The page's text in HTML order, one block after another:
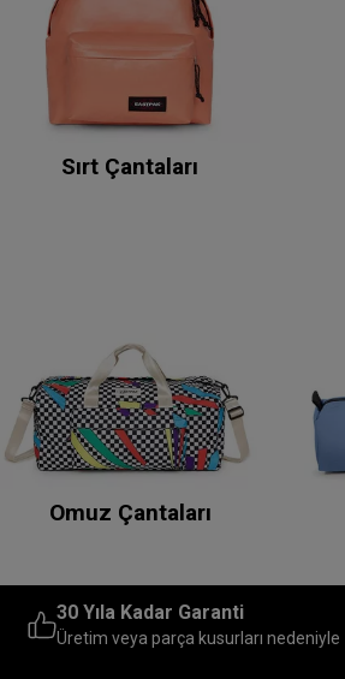
Sırt Çantaları
Omuz Çantaları
30 Yıla Kadar Garanti
Üretim veya parça kusurları nedeniyle